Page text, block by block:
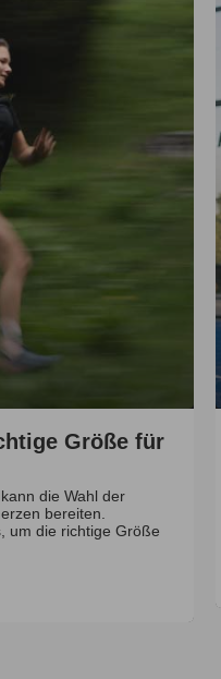
Größe für
die Wahl der
bereiten.
um die richtige Größe